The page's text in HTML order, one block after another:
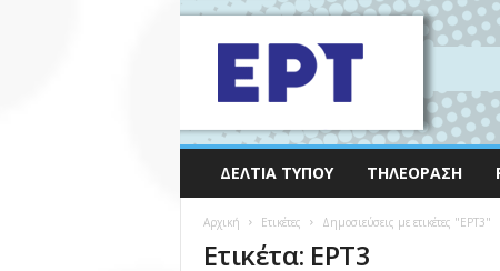
ΔΕΛΤΊΑ ΤΎΠΟΥ ΤΗΛΕΌΡΑΣΗ
Αρχική Ετικέτες Δημοσιεύσεις με ετικέτες "ΕΡΤ3"
Ετικέτα: ΕΡΤ3